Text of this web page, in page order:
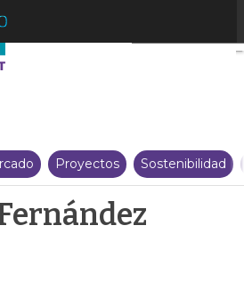
David Fernández
Proyectos Sostenibilidad